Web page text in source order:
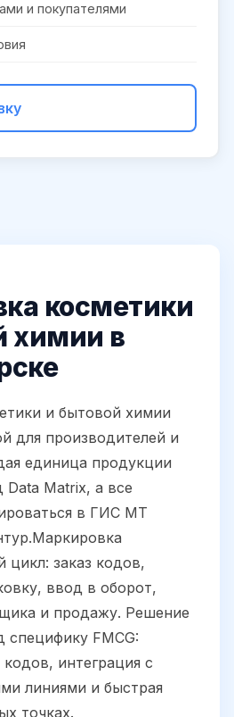
и покупателями
косметики
химии в
и бытовой химии
для производителей и
единица продукции
Matrix, а все
в ГИС МТ
цикл: заказ кодов,
ввод в оборот,
и продажу. Решение
специфику FMCG:
интеграция с
линиями и быстрая
точках.